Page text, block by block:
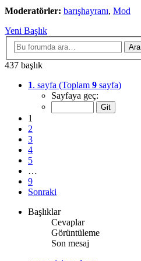
Moderatörler: barışhayranı, Mod
Yeni Başlık
Ara
437 başlık
1. sayfa (Toplam 9 sayfa)
Sayfaya geç:
1
2
3
4
5
…
9
Sonraki
Başlıklar
Cevaplar
Görüntüleme
Son mesaj